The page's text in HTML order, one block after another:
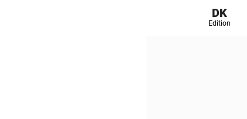
DK
Edition